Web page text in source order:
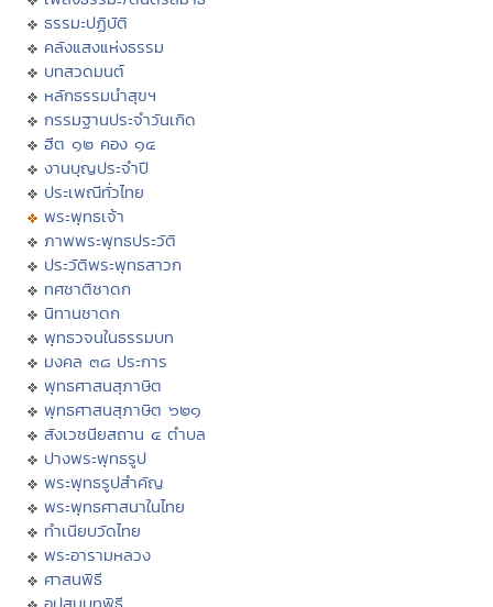
ธรรมะปฏิบัติ
คลังแสงแห่งธรรม
บทสวดมนต์
หลักธรรมนำสุขฯ
กรรมฐานประจำวันเกิด
ฮีต ๑๒ คอง ๑๔
งานบุญประจำปี
ประเพณีทั่วไทย
พระพุทธเจ้า
ภาพพระพุทธประวัติ
ประวัติพระพุทธสาวก
ทศชาติชาดก
นิทานชาดก
พุทธวจนในธรรมบท
มงคล ๓๘ ประการ
พุทธศาสนสุภาษิต
พุทธศาสนสุภาษิต ๖๒๑
สังเวชนียสถาน ๔ ตำบล
ปางพระพุทธรูป
พระพุทธรูปสำคัญ
พระพุทธศาสนาในไทย
ทำเนียบวัดไทย
พระอารามหลวง
ศาสนพิธี